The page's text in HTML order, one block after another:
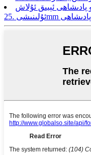
1265 ، تېرمو پادىشاھى ئېيىق ئۇلاش